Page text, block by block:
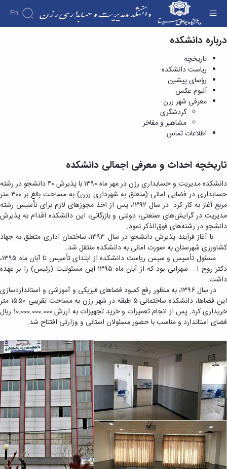
En
درباره
دانشکده
تاریخچه
ریاست
دانشکده
رؤسای
پیشین
آلبوم
شهر
اطلاعات
تماس
سازمان
دانشکده
معاونت
آموزشی
آموزش
آموزش
تقویم
آموزشی
دروس
ارائه
شده
دوره
ها
آئین
نامه
ها
پژوهش
پژوهش
اولویت
های
پژوهشی
فرم
های
نشریات
سایر
کتابخانه
کارگاه
ها
و
آزمایشگاه
ها
برنامه
علمی
تشکل
دانشجویی
اساتید
دانشکده
کارکنان
آموزشی
گروه
آموزشی
گروه
آموزشی
مدیریت
گروه
آموزشی
حسابداری
تاریخچه - دانشکده مدیریت و حسابداری رزن
درباره دانشکده
تاریخچه
ریاست دانشکده
رؤسای پیشین
آلبوم عکس
معرفی شهر رزن
گردشگری
مشاهیر و مفاخر
اطلاعات تماس
تاریخچه احداث و معرفی اجمالی دانشکده
دانشکده مدیریت و حسابداری رزن در مهر ماه ۱۳۹۰ با پذیرش ۴۰ دانشجو در رشته
حسابداری در فضایی امانی (متعلق به شهرداری رزن) به مساحت بالغ بر ۳۰۰ متر
مربع آغاز به کار کرد. در سال ۱۳۹۲، پس از اخذ مجوزهای لازم برای تأسیس رشته
مدیریت در گرایش‌های صنعتی، دولتی و بازرگانی، این دانشکده اقدام به پذیرش
دانشجو در رشته‌های فوق‌الذکر نمود.
با آغاز فرآیند پذیرش دانشجو در سال ۱۳۹۳، ساختمان اداری متعلق به جهاد
کشاورزی شهرستان به صورت امانی به دانشکده منتقل شد.
مسئول تأسیس و سپس ریاست دانشکده از ابتدای تأسیس تا آبان ماه ۱۳۹۵،
دکتر روح ا... سهرابی بود که از آبان ماه ۱۳۹۵ این مسئولیت (رئیس) را بر عهده
داشت.
در سال ۱۳۹۶، به منظور رفع کمبود فضاهای فیزیکی و آموزشی و استانداردسازی
این فضاها، دانشکده ساختمانی ۵ طبقه در شهر رزن به مساحت تقریبی ۱۵۵۰ متر
خریداری کرد. پس از انجام تعمیرات و خرید تجهیزات به ارزش 10.000.000.000 ریال
فضای استاندارد و مناسب با حضور مسئولان استانی و وزارتی افتتاح شد.